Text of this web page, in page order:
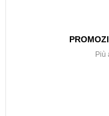
Più